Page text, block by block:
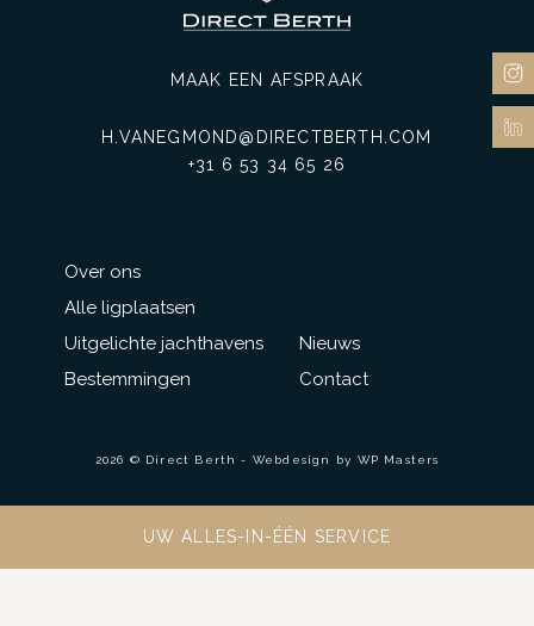
Over ons
Alle ligplaatsen
Uitgelichte jachthavens
Bestemmingen
MAAK EEN AFSPRAAK
H.VANEGMOND@DIRECTBERTH.COM
+31 6 53 34 65 26
Nieuws
Contact
2026 © Direct Berth - Webdesign by WP Masters
UW ALLES-IN-ÉÉN SERVICE